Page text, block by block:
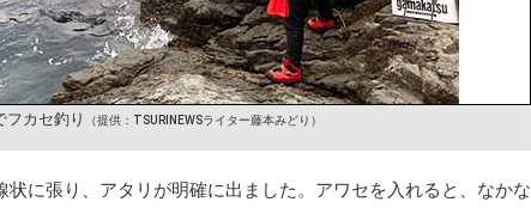
フカセ釣り （提供：TSURINEWSライター藤本みどり）
に張り、アタリが明確に出ました。アワセを入れると、なかな